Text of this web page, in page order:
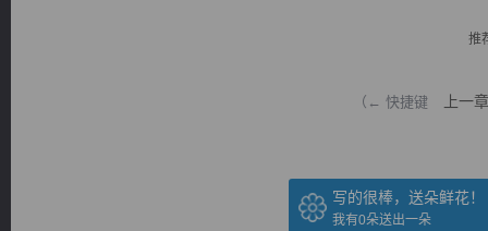
推
（← 快捷键 上一章
写的很棒，送朵鲜花！
我有0朵送出一朵